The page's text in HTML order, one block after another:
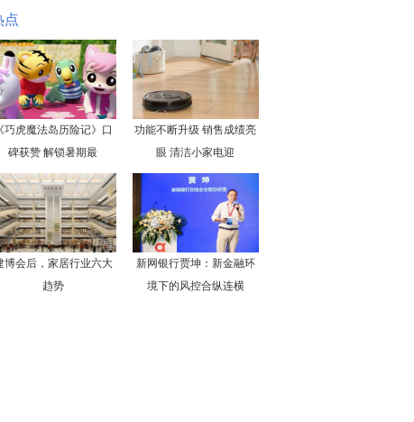
点
《巧虎魔法岛历险记》口
碑获赞 解锁暑期最
功能不断升级 销售成绩亮
眼 清洁小家电迎
博会后，家居行业六大
趋势
新网银行贾坤：新金融环
境下的风控合纵连横